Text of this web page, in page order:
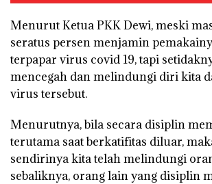
Menurut Ketua PKK Dewi, meski
seratus persen menjamin
terpapar virus covid 19, tapi
mencegah dan melindungi diri kita
virus tersebut.
Menurutnya, bila secara disiplin
terutama saat berkatifitas diluar,
sendirinya kita telah melindungi
sebaliknya, orang lain yang disiplin